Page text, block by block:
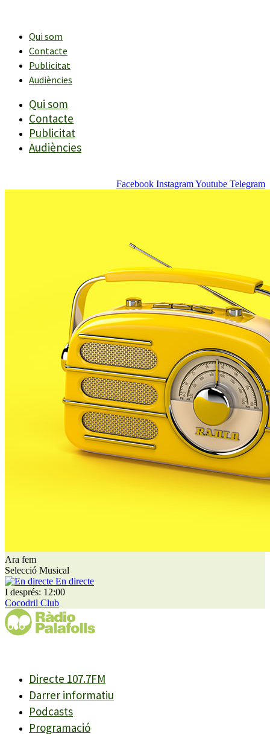
contingutQui som
Contacte
Publicitat
Audiències
Qui som
Contacte
Publicitat
Audiències
Facebook InstagramYoutube Telegram
Ara fem
Selecció Musical
En directe
I després: 12:00
Cocodril Club
Directe 107.7FM
Darrer informatiu
Podcasts
Programació